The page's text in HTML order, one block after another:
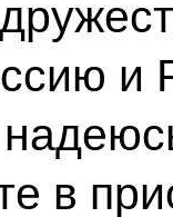
и
в